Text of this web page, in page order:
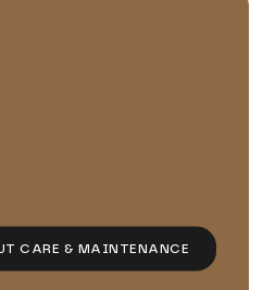
CARE & MAINTENANCE